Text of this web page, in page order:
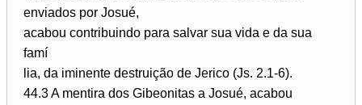
enviados por Josué,
acabou contribuindo para salvar sua vida e da sua
famí­
lia, da iminente destruição de Jerico (Js. 2.1-6).
44.3 A mentira dos Gibeonitas a Josué, acabou